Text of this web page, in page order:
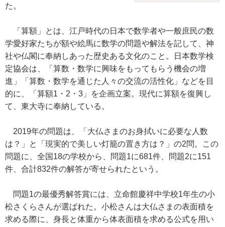
た。
「算額」とは、江戸時代の日本で数学者や一般庶民の数
学愛好家たちが額や絵馬に数学の問題や解法を記して、神
社や仏閣に奉納しあった歴史ある文化のこと。日本数学検
定協会は、「算数・数学に興味をもってもらう機会の増
進」「算数・数学を通じた人々の交流の活性化」などを目
的に、「算額1・2・3」を企画立案。現代に算額を復興し
て、東大寺に奉納している。
2019年の問題は、「大仏さまのお身拭いに必要な人数
は？」と「現実的で美しい灯籠の置き方は？」の2問。この
問題に、全国18の学校から、問題1に681件、問題2に151
件、合計832件の解答が寄せられたという。
問題1の最優秀解答賞には、立命館慶祥中学校1年生の小
松さくらさんが選ばれた。小松さんは大仏さまの表面積を
求める際に、身長と体重から体表面積を求める公式を用い